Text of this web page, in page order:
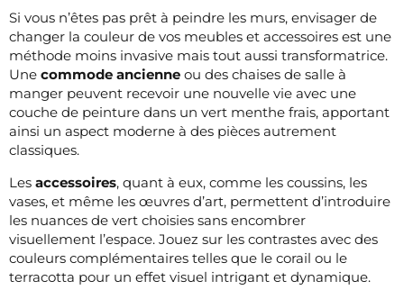
Si vous n’êtes pas prêt à peindre les murs, envisager de
changer la couleur de vos meubles et accessoires est une
méthode moins invasive mais tout aussi transformatrice.
Une commode ancienne ou des chaises de salle à
manger peuvent recevoir une nouvelle vie avec une
couche de peinture dans un vert menthe frais, apportant
ainsi un aspect moderne à des pièces autrement
classiques.
Les accessoires, quant à eux, comme les coussins, les
vases, et même les œuvres d’art, permettent d’introduire
les nuances de vert choisies sans encombrer
visuellement l’espace. Jouez sur les contrastes avec des
couleurs complémentaires telles que le corail ou le
terracotta pour un effet visuel intrigant et dynamique.